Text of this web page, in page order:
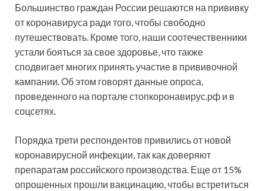
Большинство граждан России решаются на прививку
от коронавируса ради того, чтобы свободно
путешествовать. Кроме того, наши соотечественники
устали бояться за свое здоровье, что также
сподвигает многих принять участие в прививочной
кампании. Об этом говорят данныеопроса,
проведенного на портале стопкоронавирус.рф и в
соцсетях.
Порядка трети респондентов привились от новой
коронавирусной инфекции, так как доверяют
препаратам российского производства. Еще от 15%
опрошенных прошли вакцинацию, чтобы встретиться